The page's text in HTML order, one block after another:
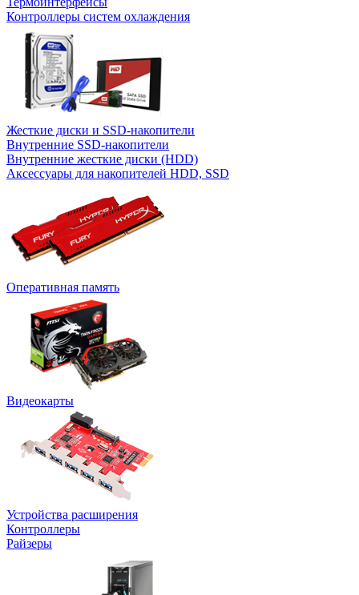
Контроллеры систем охлаждения
Жесткие диски и SSD-накопители
Внутренние SSD-накопители
Внутренние жесткие диски (HDD)
Аксессуары для накопителей HDD, SSD
Оперативная память
Видеокарты
Устройства расширения
Контроллеры
Райзеры